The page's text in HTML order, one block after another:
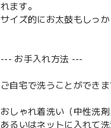
れます。
サイズ的にお太鼓もしっ
--- お手入れ方法 ---
ご自宅で洗うことができま
おしゃれ着洗い（中性洗
あるいはネットに入れて